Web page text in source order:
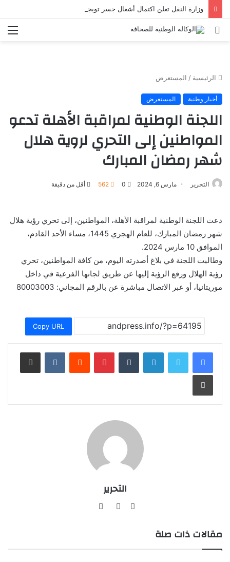
وزارة النقل تعلن اكتمال أشغال جسر تويجكجيت
بحث
الرئيسية / المستعرض
أخبار وطنية المستعرض
اللجنة الوطنية لمراقبة الأهلة تدعو
المواطنين إلى التحري لروية هلال
شهر رمضان المبارك
التحرير مارس 6, 2024 0
562 أقل من دقيقة
دعت اللجنة الوطنية لمراقبة الأهلة، المواطنين، إلى تحري رؤية هلال
شهر رمضان المبارك، للعام الهجري 1445، مساء الأحد القادم،
الموافق 10 مارس 2024.
وطالبت اللجنة في بلاغ أصدرته اليوم، من كافة المواطنين، تحري
رؤية الهلال ورفع الرؤية إليها عن طريق لجانها الفرعية في داخل
موريتانيا، أو عبر الاتصال مباشرة عن بالرقم المجاني: 80003003
Copy URL
لينكدإن بينتيريست مشاركة عبر البريد
طباعة
التحرير
موقع
فيسبوك
مقالات ذات صلة